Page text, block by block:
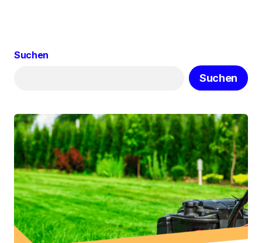
Suchen
Suchen